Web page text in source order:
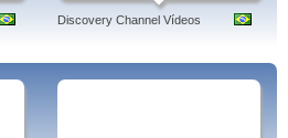
Discovery Channel Vídeos